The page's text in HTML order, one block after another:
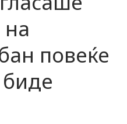
повеќе